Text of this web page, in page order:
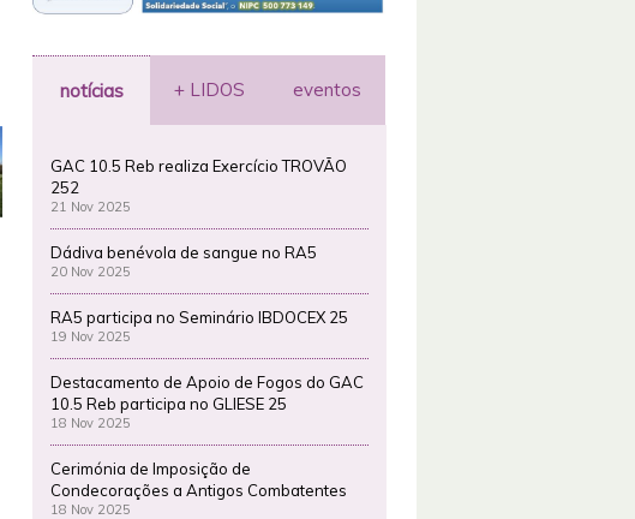
notícias + LIDOS eventos
GAC 10.5 Reb realiza Exercício TROVÃO
252
21 Nov 2025
Dádiva benévola de sangue no RA5
20 Nov 2025
RA5 participa no Seminário IBDOCEX 25
19 Nov 2025
Destacamento de Apoio de Fogos do GAC
10.5 Reb participa no GLIESE 25
18 Nov 2025
Cerimónia de Imposição de
Condecorações a Antigos Combatentes
18 Nov 2025